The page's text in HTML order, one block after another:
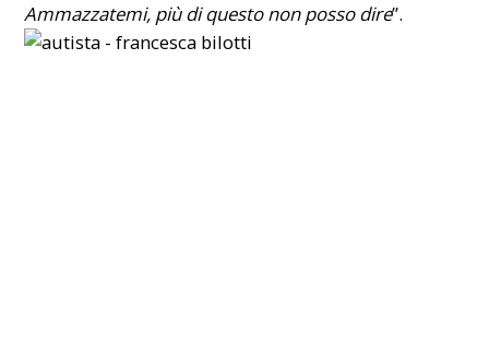
Ammazzatemi, più di questo non posso dire”.